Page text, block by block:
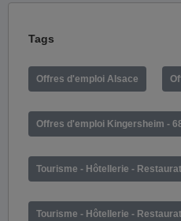
Tags
Offres d'emploi Alsace
Offres d'emploi Kingersheim -
Tourisme - Hôtellerie -
Tourisme - Hôtellerie -